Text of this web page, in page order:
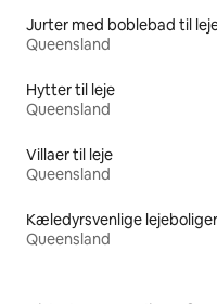
Jurter med boblebad til
Queensland
Hytter til leje
Queensland
Villaer til leje
Queensland
Kæledyrsvenlige lejeboliger
Queensland